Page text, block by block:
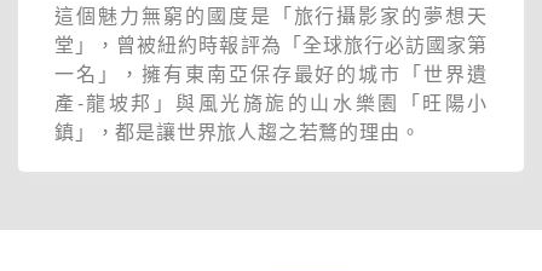
這個魅力無窮的國度是「旅行攝影家的夢想天
堂」，曾被紐約時報評為「全球旅行必訪國家第
一名」，擁有東南亞保存最好的城市「世界遺
產-龍坡邦」與風光旖旎的山水樂園「旺陽小
鎮」，都是讓世界旅人趨之若鶩的理由。